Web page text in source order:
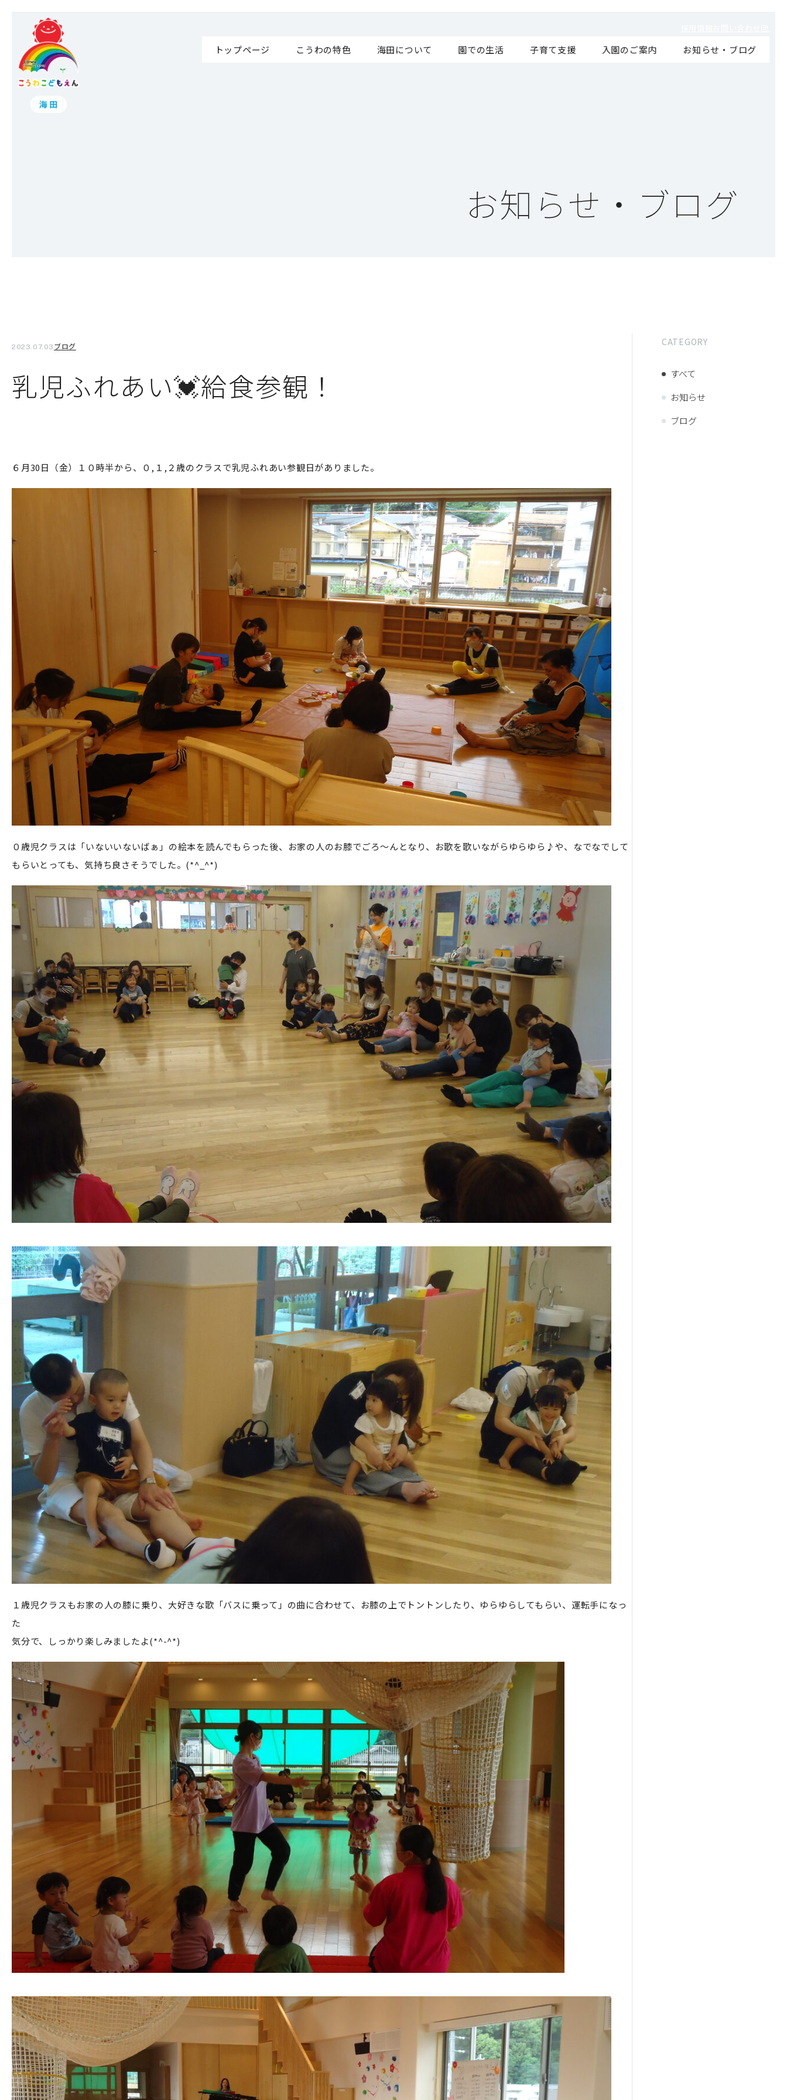
トップページ こうわの特色 海田について 園での生活 子育て支援 入園のご案内 お知らせ・ブログ
お知らせ・ブログ
CATEGORY
すべて
お知らせ
ブログ
2023.07.03 ブログ
乳児ふれあい💓給食参観！
６月30日（金）１０時半から、０,１,２歳のクラスで乳児ふれあい参観日がありました。
０歳児クラスは「いないいないばぁ」の絵本を読んでもらった後、お家の人のお膝でごろ～んとなり、お歌を歌いながらゆらゆら♪や、なでなでして
もらいとっても、気持ち良さそうでした。(*^_^*)
１歳児クラスもお家の人の膝に乗り、大好きな歌「バスに乗って」の曲に合わせて、お膝の上でトントンしたり、ゆらゆらしてもらい、運転手になっ
た
気分で、しっかり楽しみましたよ(*^-^*)